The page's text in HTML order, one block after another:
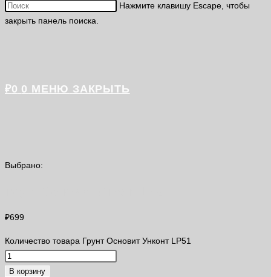
Нажмите клавишу Escape, чтобы
закрыть панель поиска.
₽0 0 МЕНЮ ЗАКРЫТЬ
Выбрано:
₽699
Количество товара Грунт Основит Унконт LP51
В корзину